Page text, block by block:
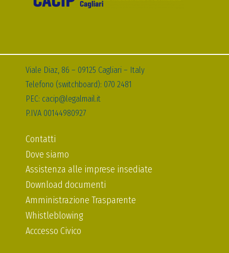
Viale Diaz, 86 – 09125 Cagliari – Italy
Telefono (switchboard): 070 2481
PEC: cacip@legalmail.it
P.IVA 00144980927
Contatti
Dove siamo
Assistenza alle imprese insediate
Download documenti
Amministrazione Trasparente
Whistleblowing
Acccesso Civico